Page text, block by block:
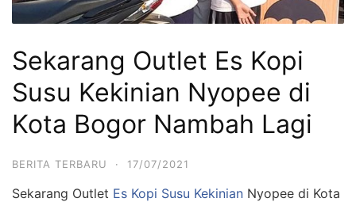
Sekarang Outlet Es Kopi
Susu Kekinian Nyopee di
Kota Bogor Nambah Lagi
BERITA TERBARU · 17/07/2021
Sekarang Outlet Es Kopi Susu Kekinian Nyopee di Kota